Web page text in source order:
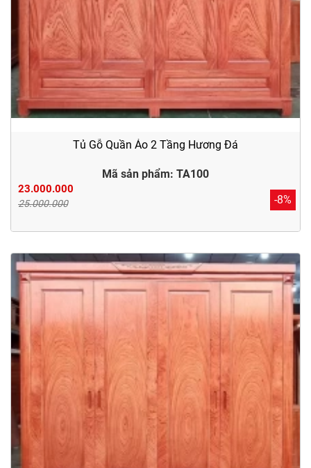
Tủ Gỗ Quần Áo 2 Tầng Hương Đá
Mã sản phẩm: TA100
23.000.000
25.000.000 -8%